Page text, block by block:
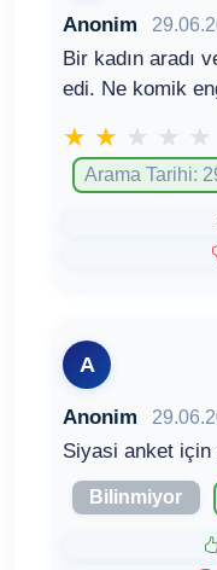
Anonim
Bir kadın aradı
edi. Ne komik
★ ★ ★ ★ ★
Arama Tarihi:
A
Anonim
Siyasi anket için
Bilinmiyor